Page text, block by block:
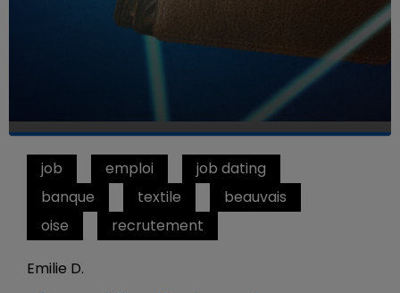
job emploi
job dating
banque
textile
beauvais
oise
recrutement
Emilie D.